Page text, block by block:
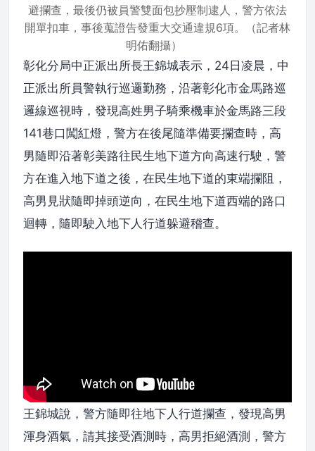
避攔查，最後仍被員警雙面包抄壓制逮人，警方依法
開單扣車，事後蒐證告發重大交通違規6項。（記者林
明佑翻攝）
彰化分局中正派出所長王錦城表示，24日凌晨，中
正派出所員警執行巡邏勤務，沿著彰化市金馬路巡
邏線巡視時，發現高姓男子騎乘機車於金馬路三段
141巷口闖紅燈，警方在後尾隨準備要攔查時，高
男隨即沿著彰美路往民生地下道方向高速行駛，警
方在進入地下道之後，在民生地下道的東端攔阻，
高男見狀隨即掉頭逆向，在民生地下道西端的路口
迴轉，隨即駛入地下人行道躲避稽查。
王錦城說，警方隨即往地下人行道攔查，發現高男
渾身酒氣，請其接受酒測時，高男拒絕酒測，警方